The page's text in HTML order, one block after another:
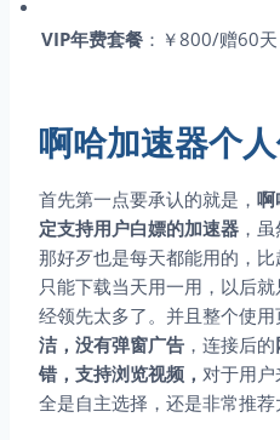
VIP年费套餐 ：￥800/赠60天
啊哈加速器个
首先第一点要承认的就是， 啊
定支持用户白嫖的加速器 ，
那好歹也是每天都能用的，
只能下载当天用一用，以后
经领先太多了。并且整个使
洁，没有弹窗广告 ，连接后的
错，支持浏览视频， 对于用
全是自主选择，还是非常推荐